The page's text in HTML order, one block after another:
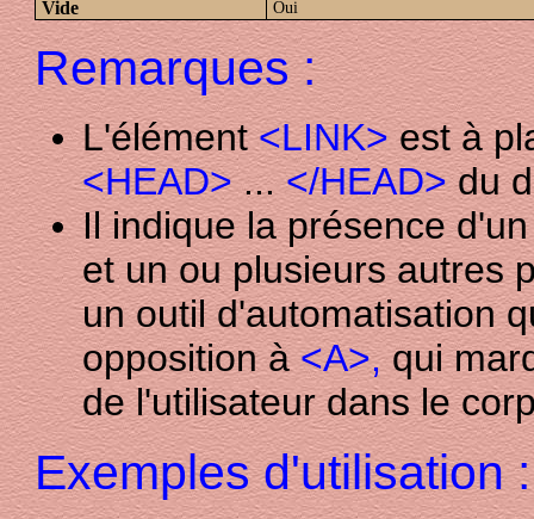
Vide Oui
Remarques :
L'élément<LINK>est à
<HEAD>...</HEAD>du
Il indique la présence
et un ou plusieurs autres
un outil d'automatisation
opposition à<A>,qui
de l'utilisateur dans le
Exemples d'utilisation :